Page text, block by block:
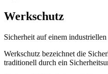
Werkschutz
Sicherheit auf einem
Werkschutz bezeichnet die
traditionell durch ein